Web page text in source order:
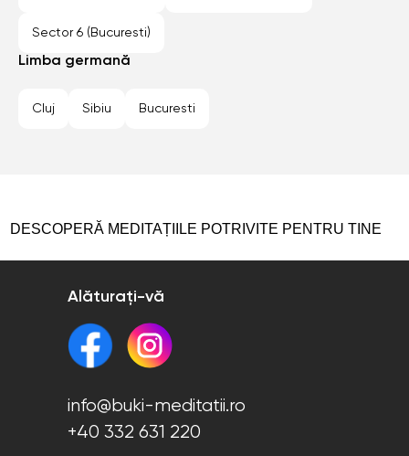
Sector 6 (Bucuresti)
Limba germană
Cluj Sibiu Bucuresti
DESCOPERĂ MEDITAȚIILE POTRIVITE PENTRU TINE
Alăturați-vă
info@buki-meditatii.ro
+40 332 631 220